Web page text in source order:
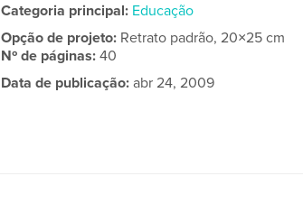
Categoria principal: Educação
Opção de projeto: Retrato padrão, 20×25 cm
Nº de páginas:40
Data de publicação: abr 24, 2009